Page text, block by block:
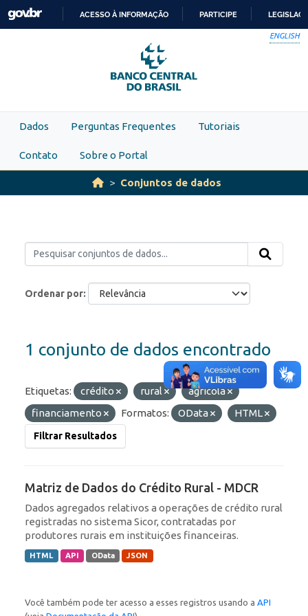
Skip to main content
PARA
O
CONTEÚDO
ACESSO À INFORMAÇÃO PARTICIPE
ENGLISH
Dados Perguntas Frequentes Tutoriais
Contato Sobre o Portal
Conjuntos de dados
Ordenar por
1 conjunto de dados encontrado
Etiquetas: crédito rural
agrícola
financiamento
Formatos: OData HTML
Filtrar Resultados
Matriz de Dados do Crédito Rural - MDCR
Dados agregados relativos a operações de crédito rural
registradas no sistema Sicor, contratadas por
produtores rurais em instituições financeiras.
HTML API OData JSON
Você também pode ter acesso a esses registros usando a API